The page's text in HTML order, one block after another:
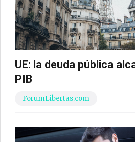
UE: la deuda pública
PIB
ForumLibertas.com